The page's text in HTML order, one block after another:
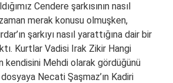
Cendere şarkısının nasıl
merak konusu olmuşken,
şarkıyı nasıl yarattığına dair bir
Kurtlar Vadisi Irak Zikir Hangi
kendisini Mehdi olarak gördüğünü
Necati Şaşmaz’ın Kadiri